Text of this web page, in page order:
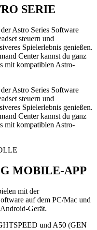
SERIE
Astro Series Software
steuern und
Spielerlebnis genießen.
Center kannst du ganz
mit kompatiblen Astro-
Astro Series Software
steuern und
Spielerlebnis genießen.
Center kannst du ganz
mit kompatiblen Astro-
MOBILE-APP
mit der
auf dem PC/Mac und
Gerät.
und A50 (GEN